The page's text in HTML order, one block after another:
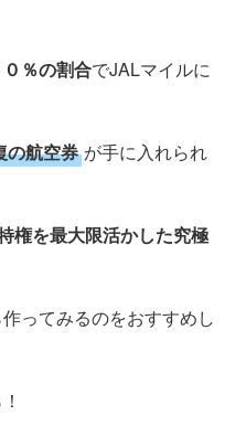
％の割合でJALマイルに
の航空券 が手に入れられ
権を最大限活かした究極
ってみるのをおすすめし